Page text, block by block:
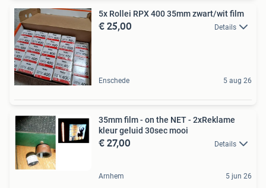
5x Rollei RPX 400 35mm zwart/wit film
€ 25,00 Details
Enschede 5 aug 26
35mm film - on the NET - 2xReklame
kleur geluid 30sec mooi
€ 27,00 Details
Arnhem 5 jun 26